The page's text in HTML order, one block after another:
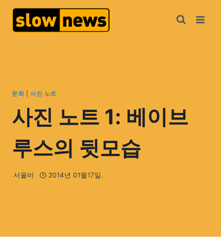
문화| 사진 노트
사진 노트 1: 베이브
루스의 뒷모습
서울비 2014년 01월17일.